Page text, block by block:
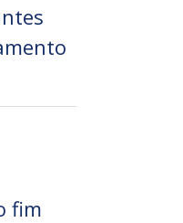
fim